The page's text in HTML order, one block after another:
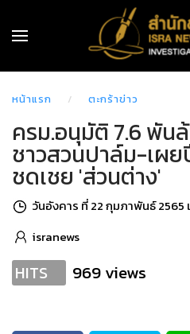
หน้าแรก ตะกร้าข่าว
ครม.อนุมัติ 7.6 พัน
ชาวสวนปาล์ม-เผย
ชดเชย 'ส่วนต่าง'
วันอังคาร ที่ 22 กุมภาพันธ์ 2565
isranews
HITS 969 views